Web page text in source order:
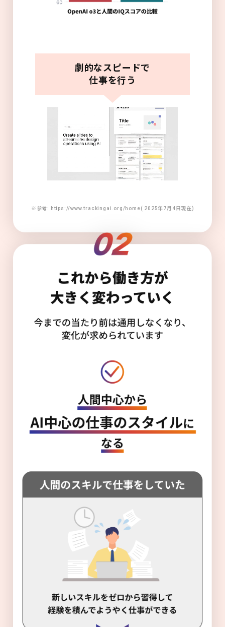
劇的なスピードで
仕事を行う
※参考: https://www.trackingai.org/home( 2025年7月4日現在)